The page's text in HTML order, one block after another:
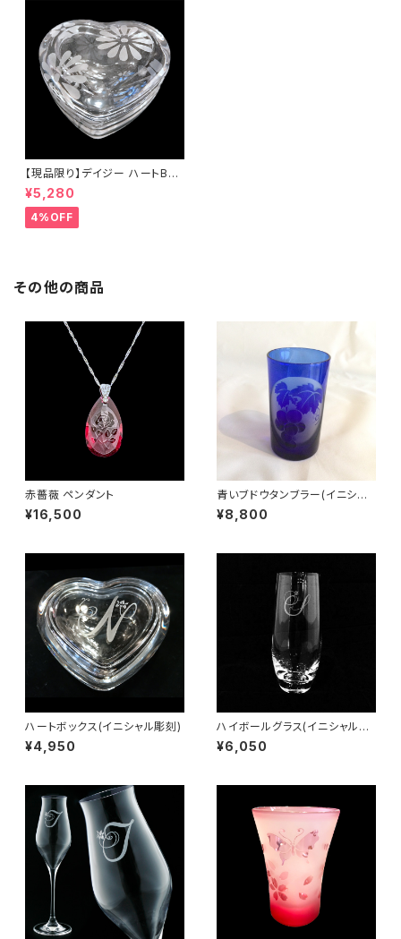
【現品限り】デイジー ハートBO
X
¥5,280
4%OFF
その他の商品
赤薔薇 ペンダント
¥16,500
青いブドウタンブラー(イニシャ
ル彫刻)
¥8,800
ハートボックス(イニシャル彫刻)
¥4,950
ハイボールグラス(イニシャル彫
刻)
¥6,050